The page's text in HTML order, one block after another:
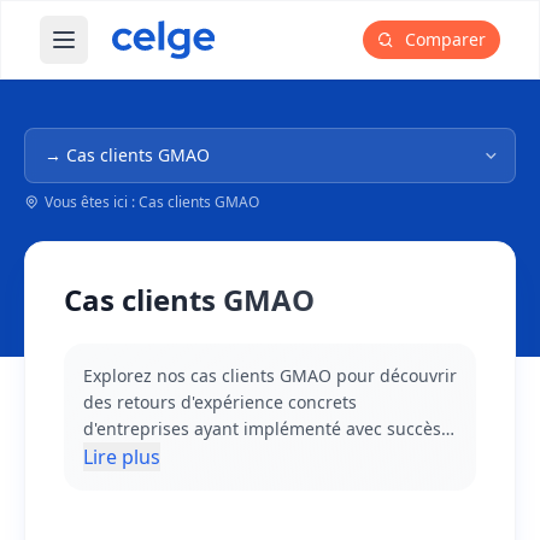
Ouvrir le menu principal Comparer
Navigation dans l'arborescence
Vous êtes ici : Cas clients GMAO
Cas clients GMAO
Explorez nos cas clients GMAO pour découvrir
des retours d'expérience concrets
d'entreprises ayant implémenté avec succès
leur solution de maintenance. Ces études de
Lire plus